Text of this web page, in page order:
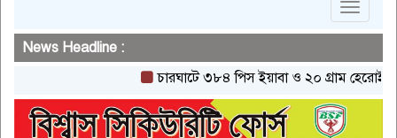
Toggle
News Headline :
চারঘাটে ৩৮৪ পিস ইয়াবা ও ২০ গ্রাম হেরোইনসহ